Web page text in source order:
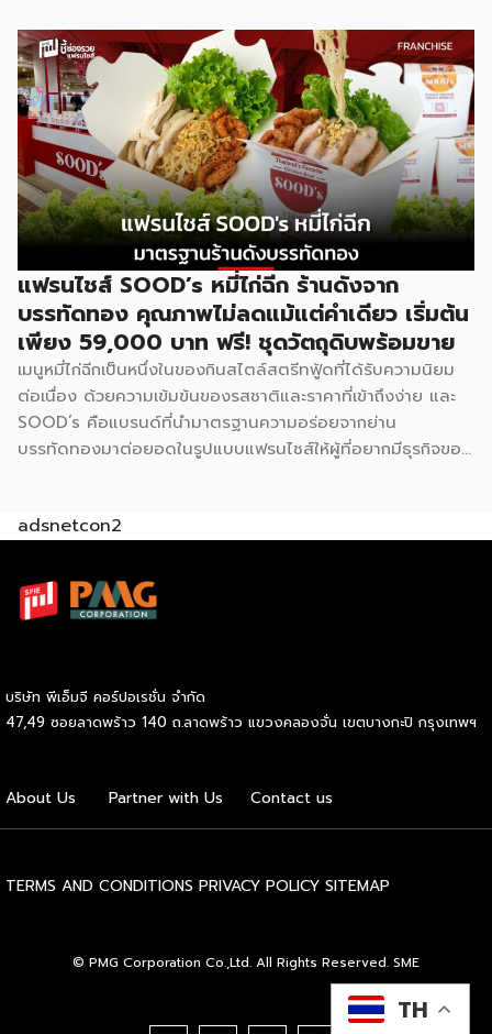
GMF คือการลงทุนที่ไม่สูง ไม่ต้องกังวลเรื่องการคิดสูตรอาหาร
เพราะทุกอย่างมีมาตรฐานจากฟาร์มเฮ้าส์รองรับอยู่แล้ว เหมาะกับ
ผู้ที่อยากมีธุรกิจของตัวเองแต่ไม่มีพื้นฐานด้านการทำอาหาร รู้จัก
Good Morning Farmhouse ก่อนตัดสินใจ Good Morning
Farmhouse เป็นโครงการแฟรนไชส์ภายใต้บริษัทฟาร์มเฮ้าส์ ที่
เปิดโอกาสให้ผู้สนใจมีธุรกิจเป็นของตัวเอง ประกอบการได้ในเวลา
สั้นๆ โดยผู้ร่วมค้าจะได้รับสิทธิ์พิเศษในการซื้อส่วนผสมแซนด์วิช
สูตรเฉพาะจากฟาร์มเฮ้าส์โดยตรง พร้อมการสนับสนุนด้าน
อุปกรณ์ วัตถุดิบ และการอบรมทักษะการทำแซนด์วิชอย่างถูกวิธี
ตามหลักสุขาภิบาลและอนามัย เมนูของแบรนด์มีให้เลือกถึง 8 ไส้
ได้แก่ แซนด์วิชโฮลวีตไส้แฮมหมูหยอง ไส้แฮม ไส้ปูอัด ไส้ไข่ดาว
หมูหยองพริกเผา ไส้เทสตี้แฮม ไส้ทูน่าหมูหยอง ไส้ทูน่า และไส้
หมูหยองพริกเผา ครอบคลุมทั้งรสชาติคลาสสิกและรสชาติที่คน
ไทยคุ้นเคย ปรัชญาสำคัญที่ผู้ร่วมค้าต้องยึดถือคือ “แซนด์วิชมี
คุณภาพ ใหม่ สด สะอาด อร่อย” ภายใต้มาตรฐานของฟาร์มเฮ้าส์
ปัจจุบัน GMF ได้รับความนิยมกระจายอยู่ทั่วกรุงเทพฯ และ
ปริมณฑล […]
แฟรนไชส์ SOOD’s หมี่ไก่ฉีก ร้านดังจาก
บรรทัดทอง คุณภาพไม่ลดแม้แต่คำเดียว เริ่มต้น
เพียง 59,000 บาท ฟรี! ชุดวัตถุดิบพร้อมขาย
เมนูหมี่ไก่ฉีกเป็นหนึ่งในของกินสไตล์สตรีทฟู้ดที่ได้รับความนิยม
ต่อเนื่อง ด้วยความเข้มข้นของรสชาติและราคาที่เข้าถึงง่าย และ
SOOD’s คือแบรนด์ที่นำมาตรฐานความอร่อยจากย่าน
บรรทัดทองมาต่อยอดในรูปแบบแฟรนไชส์ให้ผู้ที่อยากมีธุรกิจของ
ทางการ เริ่มต้นเพียง 59,000 บาท ก็สามารถเปิดขายได้ทันที
ก่อนตัดสินใจ จุดขายหลักของ SOOD’s คือความอร่อยแบบต้น
ตำรับ มาตรฐานเดียวกับร้านดังจากบรรทัดทอง แต่นำมาปรับให้
กล่องมีรสชาติสม่ำเสมอไม่ว่าจะสั่งจากสาขาไหน เมนูของแบรนด์
เน้นความเรียบง่ายแต่จัดเต็มด้านรสชาติ ได้แก่ หมี่ไก่ฉีก ไซส์ S
ราคา 69 บาท และไซส์ M ราคา 85 บาท หมี่ไก่แซ่บไซส์ M ราคา
นุ่มกำลังดี เนื้อไก่ฉีกแน่น หมูย่างหอมฉ่ำ […]
adsnetcon2
บริษัท พีเอ็มจี คอร์ปอเรชั่น จำกัด
47,49 ซอยลาดพร้าว 140 ถ.ลาดพร้าว แขวงคลองจั่น เขตบางกะปิ กรุงเทพฯ
About Us Partner with Us Contact us
TERMS AND CONDITIONS PRIVACY POLICY SITEMAP
© PMG Corporation Co.,Ltd. All Rights Reserved. SME
TH